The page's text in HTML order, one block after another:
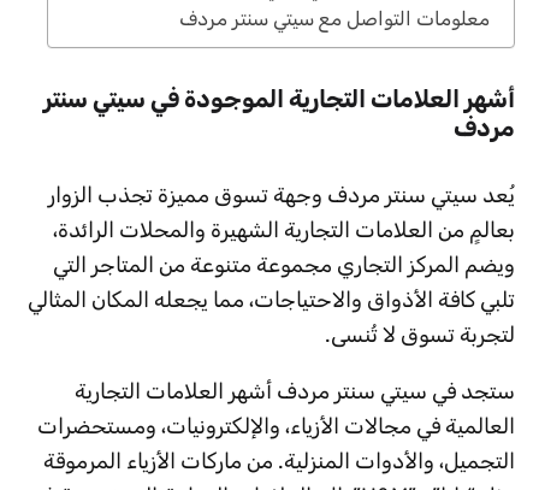
معلومات التواصل مع سيتي سنتر مردف
أشهر العلامات التجارية الموجودة في سيتي سنتر
مردف
يُعد سيتي سنتر مردف وجهة تسوق مميزة تجذب الزوار
بعالمٍ من العلامات التجارية الشهيرة والمحلات الرائدة،
ويضم المركز التجاري مجموعة متنوعة من المتاجر التي
تلبي كافة الأذواق والاحتياجات، مما يجعله المكان المثالي
لتجربة تسوق لا تُنسى.
ستجد في سيتي سنتر مردف أشهر العلامات التجارية
العالمية في مجالات الأزياء، والإلكترونيات، ومستحضرات
التجميل، والأدوات المنزلية. من ماركات الأزياء المرموقة